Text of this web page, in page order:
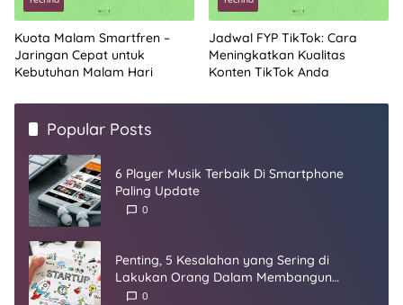
Kuota Malam Smartfren –
Jaringan Cepat untuk
Kebutuhan Malam Hari
Jadwal FYP TikTok: Cara
Meningkatkan Kualitas
Konten TikTok Anda
Popular Posts
6 Player Musik Terbaik Di Smartphone
Paling Update
0
Penting, 5 Kesalahan yang Sering di
Lakukan Orang Dalam Membangun
Startup
0